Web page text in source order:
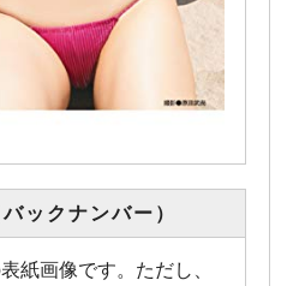
ックナンバー）
紙画像です。ただし、